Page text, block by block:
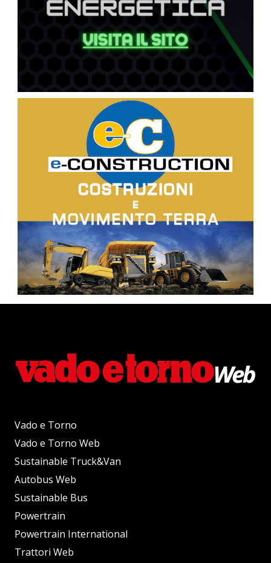
Vado e Torno
Vado e Torno Web
Sustainable Truck&Van
Autobus Web
Sustainable Bus
Powertrain
Powertrain International
Trattori Web